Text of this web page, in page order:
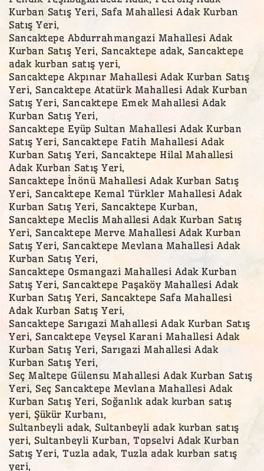
Kurban Satış Yeri, Safa Mahallesi Adak Kurban
Satış Yeri,
Sancaktepe Abdurrahmangazi Mahallesi Adak
Kurban Satış Yeri, Sancaktepe adak, Sancaktepe
adak kurban satış yeri,
Sancaktepe Akpınar Mahallesi Adak Kurban Satış
Yeri, Sancaktepe Atatürk Mahallesi Adak Kurban
Satış Yeri, Sancaktepe Emek Mahallesi Adak
Kurban Satış Yeri,
Sancaktepe Eyüp Sultan Mahallesi Adak Kurban
Satış Yeri, Sancaktepe Fatih Mahallesi Adak
Kurban Satış Yeri, Sancaktepe Hilal Mahallesi
Adak Kurban Satış Yeri,
Sancaktepe İnönü Mahallesi Adak Kurban Satış
Yeri, Sancaktepe Kemal Türkler Mahallesi Adak
Kurban Satış Yeri, Sancaktepe Kurban,
Sancaktepe Meclis Mahallesi Adak Kurban Satış
Yeri, Sancaktepe Merve Mahallesi Adak Kurban
Satış Yeri, Sancaktepe Mevlana Mahallesi Adak
Kurban Satış Yeri,
Sancaktepe Osmangazi Mahallesi Adak Kurban
Satış Yeri, Sancaktepe Paşaköy Mahallesi Adak
Kurban Satış Yeri, Sancaktepe Safa Mahallesi
Adak Kurban Satış Yeri,
Sancaktepe Sarıgazi Mahallesi Adak Kurban Satış
Yeri, Sancaktepe Veysel Karani Mahallesi Adak
Kurban Satış Yeri, Sarıgazi Mahallesi Adak
Kurban Satış Yeri,
Seç Maltepe Gülensu Mahallesi Adak Kurban Satış
Yeri, Seç Sancaktepe Mevlana Mahallesi Adak
Kurban Satış Yeri, Soğanlık adak kurban satış
yeri, Şükür Kurbanı,
Sultanbeyli adak, Sultanbeyli adak kurban satış
yeri, Sultanbeyli Kurban, Topselvi Adak Kurban
Satış Yeri, Tuzla adak, Tuzla adak kurban satış
yeri,